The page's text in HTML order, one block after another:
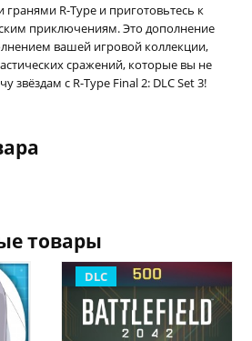
R-Type и приготовьтесь к
приключениям. Это дополнение
вашей игровой коллекции,
сражений, которые вы не
звёздам с R-Type Final 2: DLC Set 3!
товары
DLC